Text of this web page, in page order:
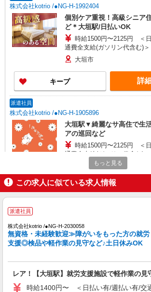
株式会社kotrio /●NG-H-1992404
個別ケア重視！高級シニア
ど＊大垣駅/日払いOK
時給1500円〜2125円 ＜
通費全支給(ガソリン代含む)＞
大垣市
キープ 詳
派遣社員
株式会社kotrio /●NG-H-1905896
大垣駅▼綺麗なサ高住で生
アの巡回など
時給1500円〜2125円 ＜
通費全支給(ガソリン代含む)＞
キープ
派遣社員
北大垣駅★未経験OKの人間
場へ★サ高住スタッフ
時給1500円〜2125円 ＜
通費全支給(ガソリン代含む)＞
北大垣市
もっと見る
この求人に似ている求人情報
派遣社員
株式会社kotrio /●NG-H-2030058
無資格・未経験歓迎≫障がいをもった方の就労
支援◎検品や軽作業の見守など♪土日休みOK
レア！【大垣駅】就労支援施設で軽作業の見
時給1400円〜 ＜日払い有/週払い有/交